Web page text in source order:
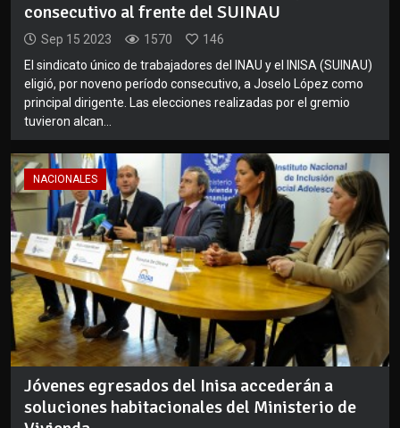
consecutivo al frente del SUINAU
Sep 15 2023 1570
146
El sindicato único de trabajadores del INAU y el INISA (SUINAU)
eligió, por noveno período consecutivo, a Joselo López como
principal dirigente. Las elecciones realizadas por el gremio
tuvieron alcan...
NACIONALES
Jóvenes egresados del Inisa accederán a
soluciones habitacionales del Ministerio de